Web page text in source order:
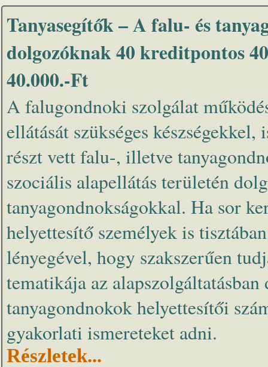
Tanyasegítők – A falu- és
dolgozóknak 40 kreditpontos
40.000.-Ft
A falugondnoki szolgálat
ellátását szükséges
részt vett falu-, illetve
szociális alapellátás területén
tanyagondnokságokkal. Ha sor
helyettesítő személyek is
lényegével, hogy szakszerűen
tematikája az
tanyagondnokok helyettesítői
gyakorlati ismereteket adni.
Részletek...